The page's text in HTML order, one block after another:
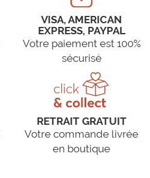
VISA, AMERICAN
EXPRESS, PAYPAL
Votre paiement est 100%
sécurisé
RETRAIT GRATUIT
Votre commande livrée
en boutique